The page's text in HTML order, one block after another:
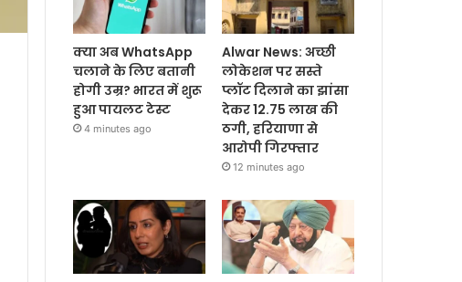
क्या अब WhatsApp
चलाने के लिए बतानी
होगी उम्र? भारत में शुरू
हुआ पायलट टेस्ट
4 minutes ago
Alwar News: अच्छी
लोकेशन पर सस्ते
प्लॉट दिलाने का झांसा
देकर 12.75 लाख की
ठगी, हरियाणा से
आरोपी गिरफ्तार
12 minutes ago